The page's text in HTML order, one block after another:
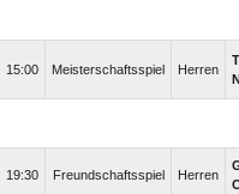
15:00 Meisterschaftsspiel Herren
19:30 Freundschaftsspiel Herren